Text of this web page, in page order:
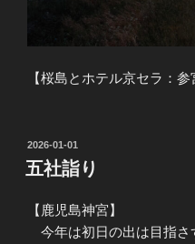
【桜島とホテル京セラ：参
投
稿
日:
2026-01-01
五社詣り
【鹿児島神宮】
今年は初日の出は目指さ